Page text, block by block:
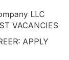
LLC
VACANCIES
APPLY